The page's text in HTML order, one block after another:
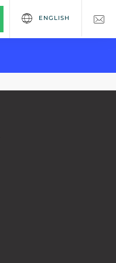
ENGLISH